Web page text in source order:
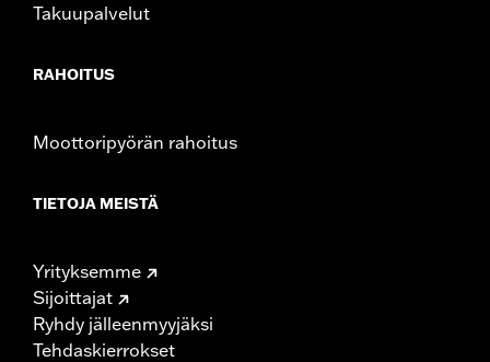
Takuupalvelut
RAHOITUS
Moottoripyörän rahoitus
TIETOJA MEISTÄ
Yrityksemme
Sijoittajat
Ryhdy jälleenmyyjäksi
Tehdaskierrokset